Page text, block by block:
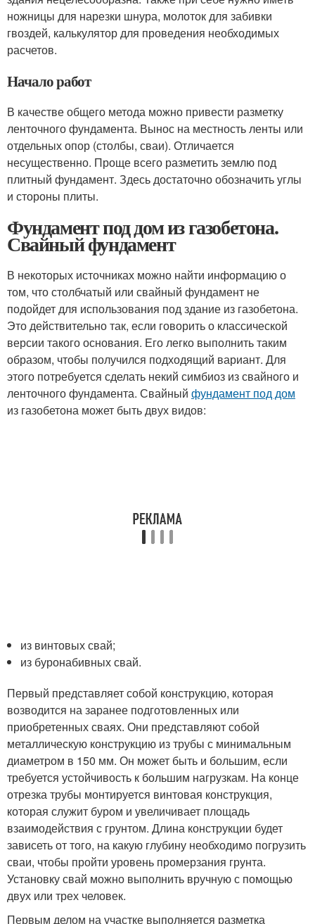
ножницы для нарезки шнура, молоток для забивки
гвоздей, калькулятор для проведения необходимых
расчетов.
Начало работ
В качестве общего метода можно привести разметку
ленточного фундамента. Вынос на местность ленты или
отдельных опор (столбы, сваи). Отличается
несущественно. Проще всего разметить землю под
плитный фундамент. Здесь достаточно обозначить углы
и стороны плиты.
Фундамент под дом из газобетона.
Свайный фундамент
В некоторых источниках можно найти информацию о
том, что столбчатый или свайный фундамент не
подойдет для использования под здание из газобетона.
Это действительно так, если говорить о классической
версии такого основания. Его легко выполнить таким
образом, чтобы получился подходящий вариант. Для
этого потребуется сделать некий симбиоз из свайного и
ленточного фундамента. Свайный фундамент под дом
из газобетона может быть двух видов:
из винтовых свай;
из буронабивных свай.
Первый представляет собой конструкцию, которая
возводится на заранее подготовленных или
приобретенных сваях. Они представляют собой
металлическую конструкцию из трубы с минимальным
диаметром в 150 мм. Он может быть и большим, если
требуется устойчивость к большим нагрузкам. На конце
отрезка трубы монтируется винтовая конструкция,
которая служит буром и увеличивает площадь
взаимодействия с грунтом. Длина конструкции будет
зависеть от того, на какую глубину необходимо погрузить
сваи, чтобы пройти уровень промерзания грунта.
Установку свай можно выполнить вручную с помощью
двух или трех человек.
Первым делом на участке выполняется разметка